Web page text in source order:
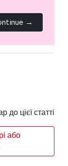
→
цієї статті
або